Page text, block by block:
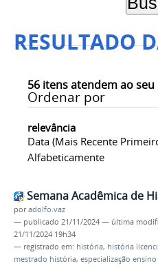
RESULTADO
56 itens atendem ao
Ordenar por
relevância
Data (mais Recente
Alfabeticamente
Semana Acadêmica de
poradolfo.vaz
— publicado 21/11/2024 — última
21/11/2024 19h34
— registrado em: história, história
mestrado história, especialização